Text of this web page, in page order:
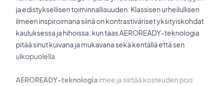
ja edistyksellisen toiminnallisuuden. Klassisen urheilullisen
ilmeen inspiroimana siinä on kontrastiväriset yksityiskohdat
kauluksessa ja hihoissa, kun taas AEROREADY-teknologia
pitää sinut kuivana ja mukavana sekä kentällä että sen
ulkopuolella.
AEROREADY-teknologiaimee ja siirtää kosteuden pois